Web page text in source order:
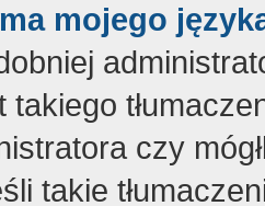
mojego
takiego
czy
takie